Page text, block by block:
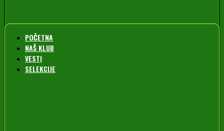
POČETNA
NAŠ KLUB
VESTI
SELEKCIJE